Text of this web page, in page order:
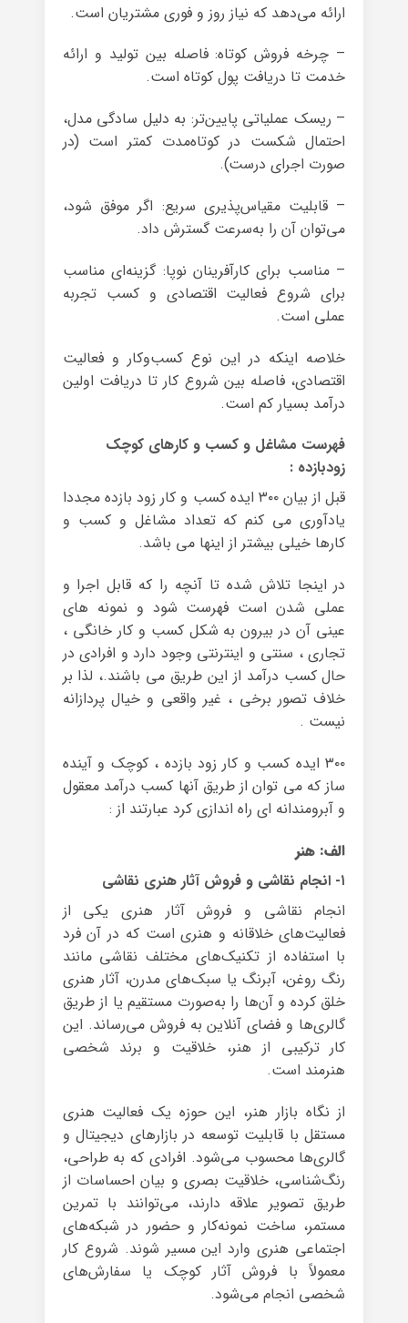
ارائه می‌دهد که نیاز روز و فوری مشتریان است.
– چرخه فروش کوتاه: فاصله بین تولید و ارائه
خدمت تا دریافت پول کوتاه است.
– ریسک عملیاتی پایین‌تر: به دلیل سادگی مدل،
احتمال شکست در کوتاه‌مدت کمتر است (در
صورت اجرای درست).
– قابلیت مقیاس‌پذیری سریع: اگر موفق شود،
می‌توان آن را به‌سرعت گسترش داد.
– مناسب برای کارآفرینان نوپا: گزینه‌ای مناسب
برای شروع فعالیت اقتصادی و کسب تجربه
عملی است.
خلاصه اینکه در این نوع کسب‌وکار و فعالیت
اقتصادی، فاصله بین شروع کار تا دریافت اولین
درآمد بسیار کم است.
فهرست مشاغل و کسب و کارهای کوچک
زودبازده :
قبل از بیان ۳۰۰ ایده کسب و کار زود بازده مجددا
یادآوری می کنم که تعداد مشاغل و کسب و
کارها خیلی بیشتر از اینها می باشد.
در اینجا تلاش شده تا آنچه را که قابل اجرا و
عملی شدن است فهرست شود و نمونه های
عینی آن در بیرون به شکل کسب و کار خانگی ،
تجاری ، سنتی و اینترنتی وجود دارد و افرادی در
حال کسب درآمد از این طریق می باشند.، لذا بر
خلاف تصور برخی ، غیر واقعی و خیال پردازانه
نیست .
۳۰۰ ایده کسب و کار زود بازده ، کوچک و آینده
ساز که می توان از طریق آنها کسب درآمد معقول
و آبرومندانه ای راه اندازی کرد عبارتند از :
الف: هنر
۱- انجام نقاشی و فروش آثار هنری نقاشی
انجام نقاشی و فروش آثار هنری یکی از
فعالیت‌های خلاقانه و هنری است که در آن فرد
با استفاده از تکنیک‌های مختلف نقاشی مانند
رنگ روغن، آبرنگ یا سبک‌های مدرن، آثار هنری
خلق کرده و آن‌ها را به‌صورت مستقیم یا از طریق
گالری‌ها و فضای آنلاین به فروش می‌رساند. این
کار ترکیبی از هنر، خلاقیت و برند شخصی
هنرمند است.
از نگاه بازار هنر، این حوزه یک فعالیت هنری
مستقل با قابلیت توسعه در بازارهای دیجیتال و
گالری‌ها محسوب می‌شود. افرادی که به طراحی،
رنگ‌شناسی، خلاقیت بصری و بیان احساسات از
طریق تصویر علاقه دارند، می‌توانند با تمرین
مستمر، ساخت نمونه‌کار و حضور در شبکه‌های
اجتماعی هنری وارد این مسیر شوند. شروع کار
معمولاً با فروش آثار کوچک یا سفارش‌های
شخصی انجام می‌شود.